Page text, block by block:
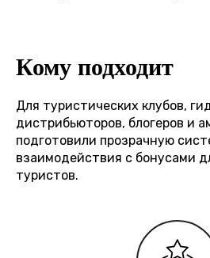
Кому подходит
Для туристических клубов,
дистрибьюторов, блогеров и
подготовили прозрачную
взаимодействия с бонусами
туристов.